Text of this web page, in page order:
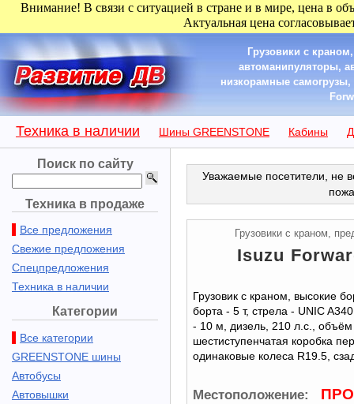
Внимание! В связи с ситуацией в стране и в мире, цена в
Актуальная цена
Грузовики с
автоманипуляторы,
низкорамные самогрузы,
Техника в наличии Шины GREENSTONE Кабины
Поиск по сайту
Техника в продаже
Все предложения
Свежие предложения
Спецпредложения
Техника в наличии
Категории
Все категории
GREENSTONE шины
Автобусы
Автовышки
Уважаемые посетители, не
Грузовики с краном,
Isuzu
Грузовик с краном, высокие
борта - 5 т, стрела - UNIC
- 10 м, дизель, 210 л.с., объём
шестиступенчатая коробка
одинаковые колеса R19.5,
Местоположение: